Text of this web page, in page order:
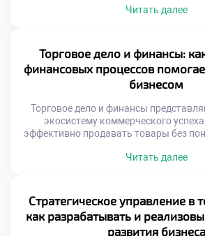
обязаны мыслить категориями
связей является
профессионализма. Международные
связывают производителей и
континентов. […]
Читать далее
Торговое дело и финансы:
финансовых процессов
бизнесом
Торговое дело и финансы
экосистему коммерческого
эффективно продавать товары без
для управленческих решений.
Финансовая грамотность превращает
расчет. Специальность готовит
комплексным видением системы.
Читать далее
Стратегическое управление в
как разрабатывать и
развития бизнеса